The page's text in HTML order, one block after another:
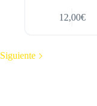
12,00€
Siguiente